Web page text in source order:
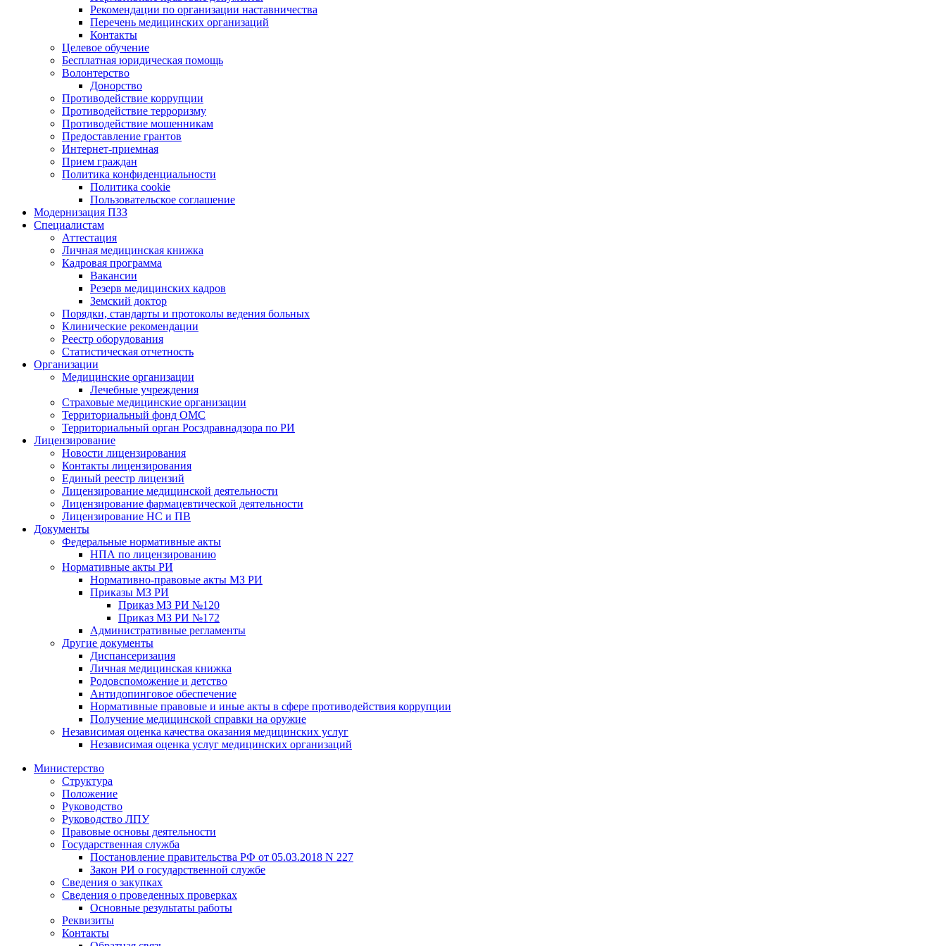
Рекомендации по организации наставничества
Перечень медицинских организаций
Контакты
Целевое обучение
Бесплатная юридическая помощь
Волонтерство
Донорство
Противодействие коррупции
Противодействие терроризму
Противодействие мошенникам
Предоставление грантов
Интернет-приемная
Прием граждан
Политика конфиденциальности
Политика cookie
Пользовательское соглашение
Модернизация ПЗЗ
Специалистам
Аттестация
Личная медицинская книжка
Кадровая программа
Вакансии
Резерв медицинских кадров
Земский доктор
Порядки, стандарты и протоколы ведения больных
Клинические рекомендации
Реестр оборудования
Статистическая отчетность
Организации
Медицинские организации
Лечебные учреждения
Страховые медицинские организации
Территориальный фонд ОМС
Территориальный орган Росздравнадзора по РИ
Лицензирование
Новости лицензирования
Контакты лицензирования
Единый реестр лицензий
Лицензирование медицинской деятельности
Лицензирование фармацевтической деятельности
Лицензирование НС и ПВ
Документы
Федеральные нормативные акты
НПА по лицензированию
Нормативные акты РИ
Нормативно-правовые акты МЗ РИ
Приказы МЗ РИ
Приказ МЗ РИ №120
Приказ МЗ РИ №172
Административные регламенты
Другие документы
Диспансеризация
Личная медицинская книжка
Родовспоможение и детство
Антидопинговое обеспечение
Нормативные правовые и иные акты в сфере противодействия коррупции
Получение медицинской справки на оружие
Независимая оценка качества оказания медицинских услуг
Независимая оценка услуг медицинскиx организаций
Министерство
Структура
Положение
Руководство
Руководство ЛПУ
Правовые основы деятельности
Государственная служба
Постановление правительства РФ от 05.03.2018 N 227
Закон РИ о государственной службе
Сведения о закупках
Сведения о проведенных проверках
Основные результаты работы
Реквизиты
Контакты